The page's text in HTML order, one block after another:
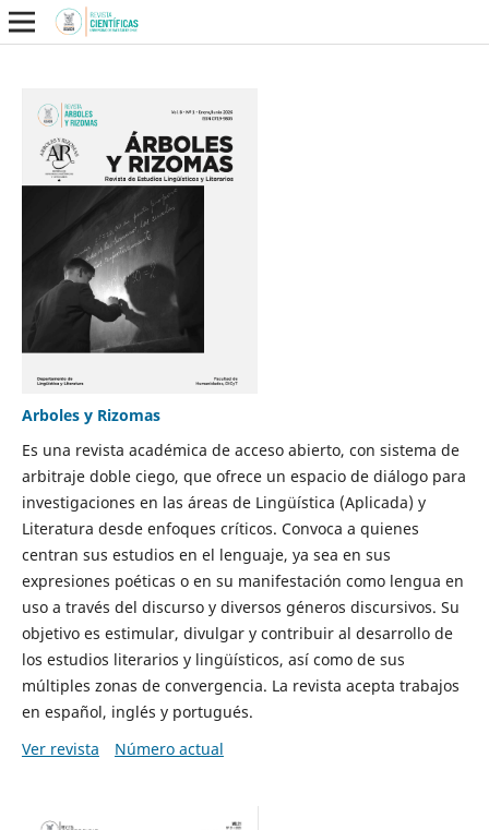
Arboles y Rizomas
Es una revista académica de acceso abierto, con sistema de
arbitraje doble ciego, que ofrece un espacio de diálogo para
investigaciones en las áreas de Lingüística (Aplicada) y
Literatura desde enfoques críticos. Convoca a quienes
centran sus estudios en el lenguaje, ya sea en sus
expresiones poéticas o en su manifestación como lengua en
uso a través del discurso y diversos géneros discursivos. Su
objetivo es estimular, divulgar y contribuir al desarrollo de
los estudios literarios y lingüísticos, así como de sus
múltiples zonas de convergencia. La revista acepta trabajos
en español, inglés y portugués.
Ver revista
Número actual